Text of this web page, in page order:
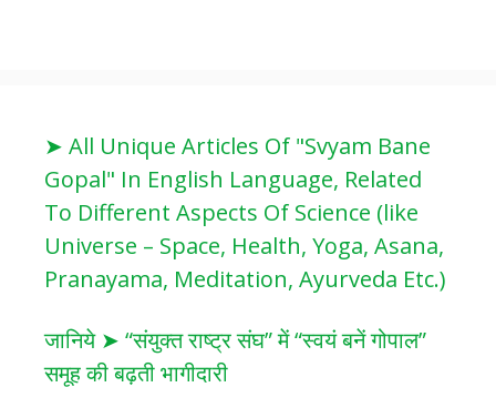
➤ All Unique Articles Of "Svyam Bane
Gopal" In English Language, Related
To Different Aspects Of Science (like
Universe – Space, Health, Yoga, Asana,
Pranayama, Meditation, Ayurveda Etc.)
जानिये ➤ “संयुक्त राष्ट्र संघ” में “स्वयं बनें गोपाल”
समूह की बढ़ती भागीदारी